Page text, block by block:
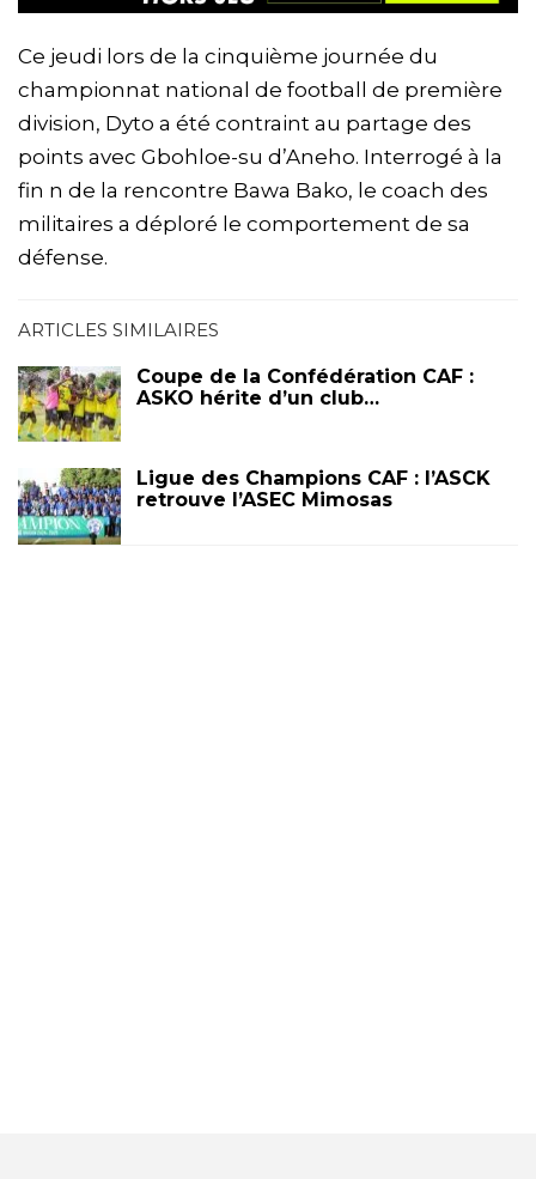
Ce jeudi lors de la cinquième journée du
championnat national de football de première
division, Dyto a été contraint au partage des
points avec Gbohloe-su d’Aneho. Interrogé à la
fin n de la rencontre Bawa Bako, le coach des
militaires a déploré le comportement de sa
défense.
ARTICLES SIMILAIRES
Coupe de la Confédération CAF :
ASKO hérite d’un club…
Ligue des Champions CAF : l’ASCK
retrouve l’ASEC Mimosas